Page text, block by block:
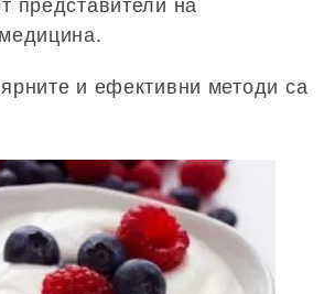
представители на
и ефективни методи са